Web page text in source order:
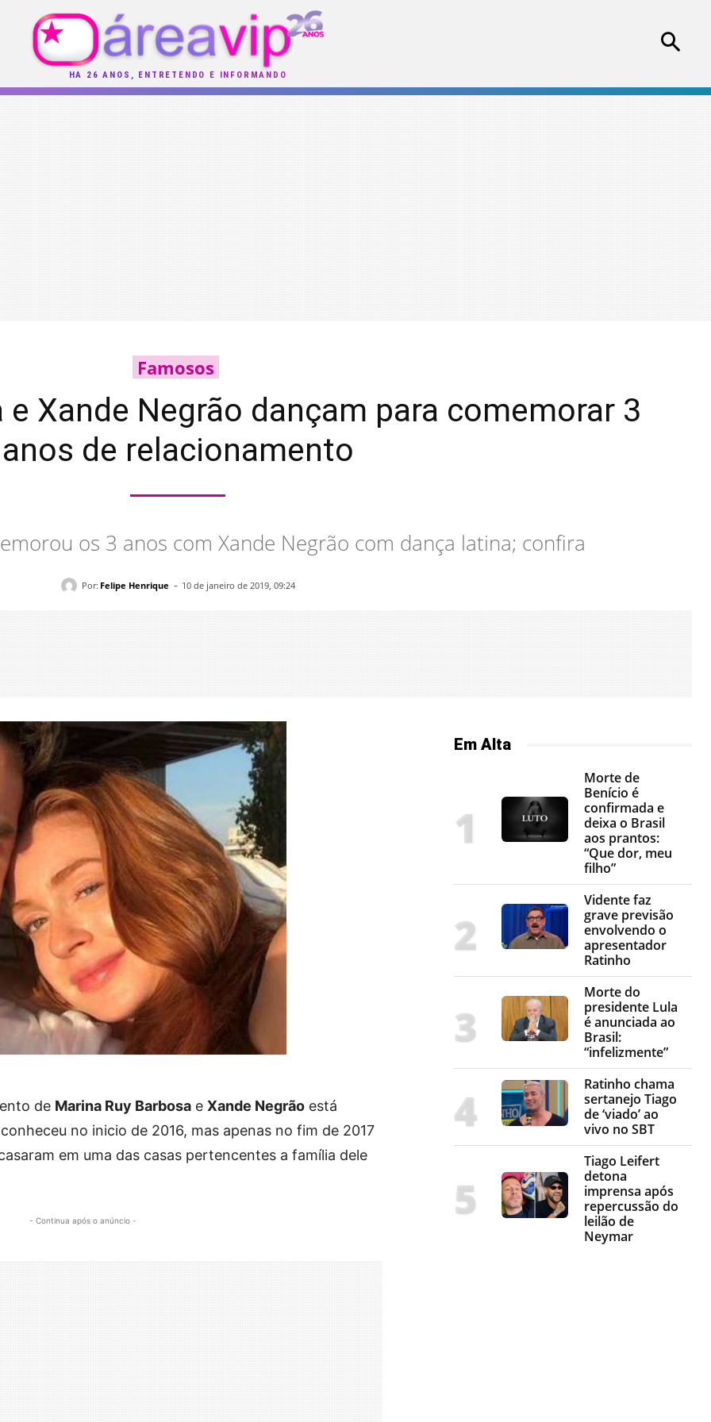
HÁ 26 ANOS, ENTRETENDO E INFORMANDO
Famosos
e Xande Negrão dançam para comemorar 3
anos de relacionamento
os 3 anos com Xande Negrão com dança latina; confira
Por: Felipe Henrique - 10 de janeiro de 2019, 09:24
de Marina Ruy Barbosa e Xande Negrão está
no inicio de 2016, mas apenas no fim de 2017
em uma das casas pertencentes a família dele
- Continua após o anúncio -
Em Alta
Morte de
Benício é
confirmada e
deixa o Brasil
aos prantos:
“Que dor, meu
filho”
Vidente faz
grave previsão
envolvendo o
apresentador
Ratinho
Morte do
presidente Lula
é anunciada ao
Brasil:
“infelizmente”
Ratinho chama
sertanejo Tiago
de ‘viado’ ao
vivo no SBT
Tiago Leifert
detona
imprensa após
repercussão do
leilão de
Neymar